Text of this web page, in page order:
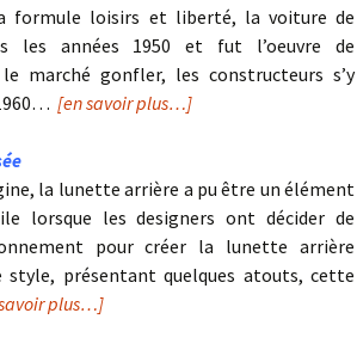
formule loisirs et liberté, la voiture de
les années 1950 et fut l’oeuvre de
marché gonfler, les constructeurs s’y
[en savoir plus…]
la lunette arrière a pu être un élément
lorsque les designers ont décider de
pour créer la lunette arrière
style, présentant quelques atouts, cette
plus…]